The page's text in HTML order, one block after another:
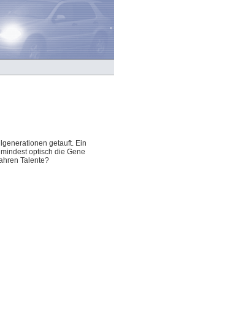
getauft. Ein
optisch die Gene
Talente?